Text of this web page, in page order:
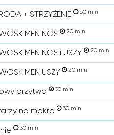
+ STRZYŻENIE 60 min
MEN NOS 20 min
MEN NOS i USZY 20 min
MEN USZY 20 min
brzytwą 30 min
na mokro 30 min
30 min